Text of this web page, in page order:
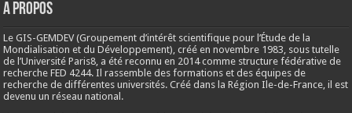
A propos
Le GIS-GEMDEV (Groupement d’intérêt scientifique pour l’Étude de la
Mondialisation et du Développement), créé ennovembre 1983, sous tutelle
de l’Université Paris8, a été reconnu en 2014 comme structure fédérative de
recherche FED 4244. Il rassemble des formations et des équipes de
recherche de différentes universités. Créé dans la Région Ile-de-France, il est
devenu un réseau national.